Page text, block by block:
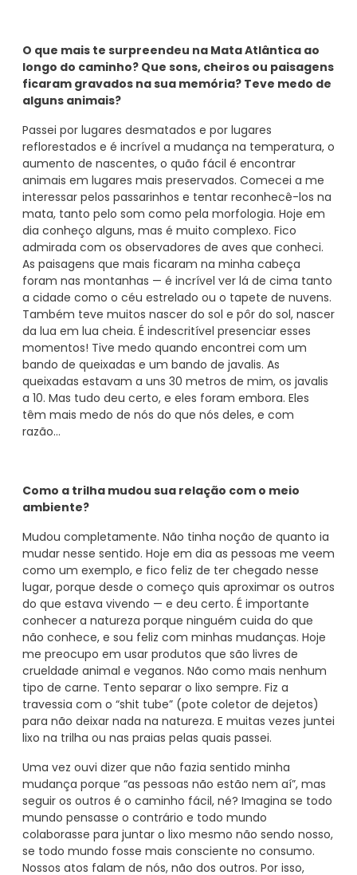
O que mais te surpreendeu na Mata Atlântica ao
longo do caminho? Que sons, cheiros ou paisagens
ficaram gravados na sua memória? Teve medo de
alguns animais?
Passei por lugares desmatados e por lugares
reflorestados e é incrível a mudança na temperatura, o
aumento de nascentes, o quão fácil é encontrar
animais em lugares mais preservados. Comecei a me
interessar pelos passarinhos e tentar reconhecê-los na
mata, tanto pelo som como pela morfologia. Hoje em
dia conheço alguns, mas é muito complexo. Fico
admirada com os observadores de aves que conheci.
As paisagens que mais ficaram na minha cabeça
foram nas montanhas — é incrível ver lá de cima tanto
a cidade como o céu estrelado ou o tapete de nuvens.
Também teve muitos nascer do sol e pôr do sol, nascer
da lua em lua cheia. É indescritível presenciar esses
momentos! Tive medo quando encontrei com um
bando de queixadas e um bando de javalis. As
queixadas estavam a uns 30 metros de mim, os javalis
a 10. Mas tudo deu certo, e eles foram embora. Eles
têm mais medo de nós do que nós deles, e com
razão…
Como a trilha mudou sua relação com o meio
ambiente?
Mudou completamente. Não tinha noção de quanto ia
mudar nesse sentido. Hoje em dia as pessoas me veem
como um exemplo, e fico feliz de ter chegado nesse
lugar, porque desde o começo quis aproximar os outros
do que estava vivendo — e deu certo. É importante
conhecer a natureza porque ninguém cuida do que
não conhece, e sou feliz com minhas mudanças. Hoje
me preocupo em usar produtos que são livres de
crueldade animal e veganos. Não como mais nenhum
tipo de carne. Tento separar o lixo sempre. Fiz a
travessia com o “shit tube” (pote coletor de dejetos)
para não deixar nada na natureza. E muitas vezes juntei
lixo na trilha ou nas praias pelas quais passei.
Uma vez ouvi dizer que não fazia sentido minha
mudança porque “as pessoas não estão nem aí”, mas
seguir os outros é o caminho fácil, né? Imagina se todo
mundo pensasse o contrário e todo mundo
colaborasse para juntar o lixo mesmo não sendo nosso,
se todo mundo fosse mais consciente no consumo.
Nossos atos falam de nós, não dos outros. Por isso,